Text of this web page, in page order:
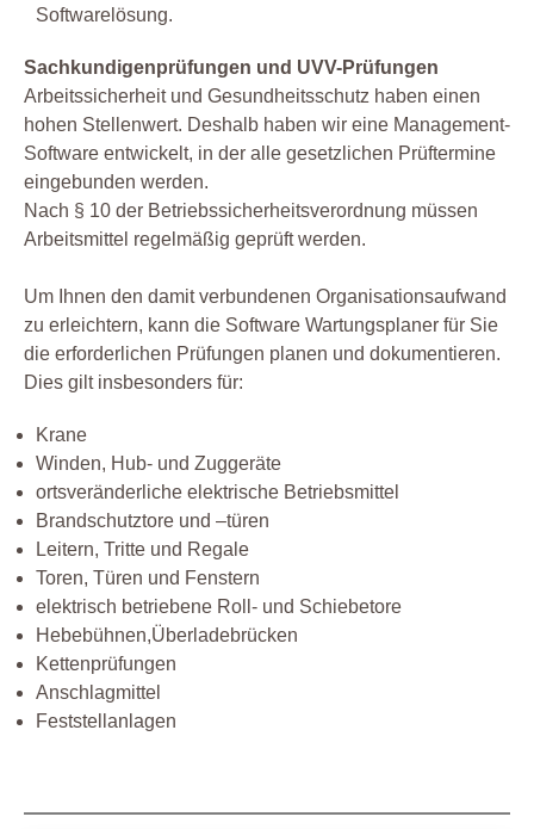
Softwarelösung.
Sachkundigenprüfungen und UVV-Prüfungen
Arbeitssicherheit und Gesundheitsschutz haben einen
hohen Stellenwert. Deshalb haben wir eine Management-
Software entwickelt, in der alle gesetzlichen Prüftermine
eingebunden werden.
Nach § 10 der Betriebssicherheitsverordnung müssen
Arbeitsmittel regelmäßig geprüft werden.
Um Ihnen den damit verbundenen Organisationsaufwand
zu erleichtern, kann die Software Wartungsplaner für Sie
die erforderlichen Prüfungen planen und dokumentieren.
Dies gilt insbesonders für:
Krane
Winden, Hub- und Zuggeräte
ortsveränderliche elektrische Betriebsmittel
Brandschutztore und –türen
Leitern, Tritte und Regale
Toren, Türen und Fenstern
elektrisch betriebene Roll- und Schiebetore
Hebebühnen,Überladebrücken
Kettenprüfungen
Anschlagmittel
Feststellanlagen